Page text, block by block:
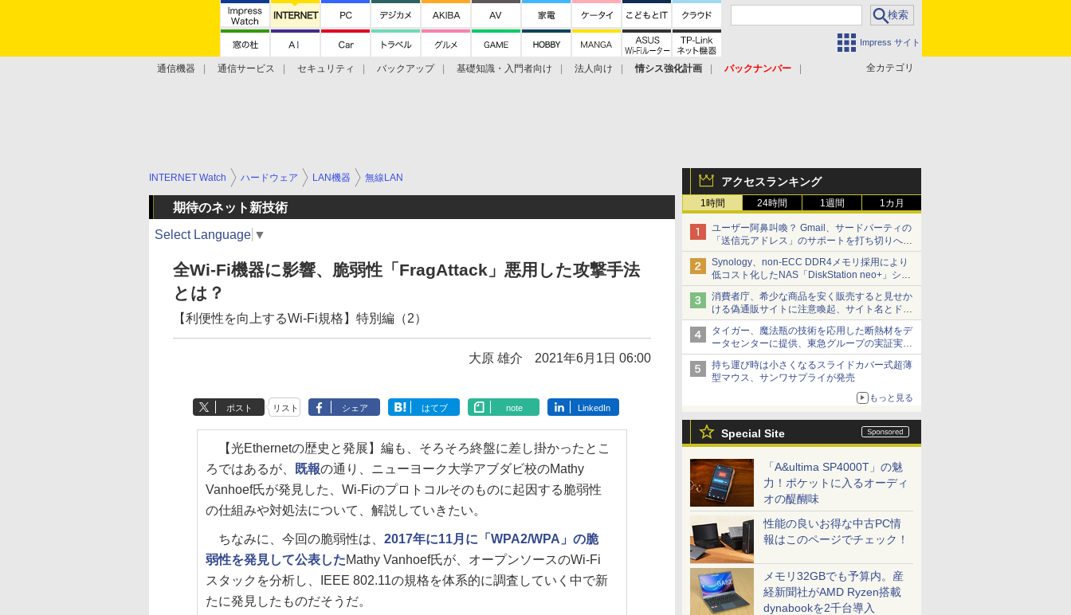
Impress サイト
全カテゴリ
通信機器 通信サービス セキュリティ バックアップ 基礎知識・入門者向け 法人向け 情シス強化計画
バックナンバー
アクセスランキング
1時間 24時間 1週間 1カ月
ユーザー阿鼻叫喚？ Gmail、サードパーティの
「送信元アドレス」のサポートを打ち切りへ
【やじうまWatch】
Synology、non-ECC DDR4メモリ採用により
低コスト化したNAS「DiskStation neo+」シリ
ーズ 予算を抑えて導入でき、ECCメモリへの
アップグレードも可能
消費者庁、希少な商品を安く販売すると見せか
ける偽通販サイトに注意喚起、サイト名とドメ
イン名を公表
タイガー、魔法瓶の技術を応用した断熱材をデ
ータセンターに提供、東急グループの実証実験
で 「ステンレス密封真空断熱パネル TIVIP」
持ち運び時は小さくなるスライドカバー式超薄
型マウス、サンワサプライが発売
もっと見る
Special Site
「A&ultima SP4000T」の魅
力！ポケットに入るオーディ
オの醍醐味
性能の良いお得な中古PC情
報はこのページでチェック！
メモリ32GBでも予算内。産
経新聞社がAMD Ryzen搭載
dynabookを2千台導入
INTERNET Watch ハードウェア LAN機器 無線LAN
期待のネット新技術
Select Language ▼
全Wi-Fi機器に影響、脆弱性「FragAttack」悪用した攻撃手法
とは？
【利便性を向上するWi-Fi規格】特別編（2）
大原 雄介 2021年6月1日 06:00
ポスト リスト シェア はてブ note LinkedIn
【光Ethernetの歴史と発展】編も、そろそろ終盤に差し掛かったとこ
ろではあるが、
既報の通り、ニューヨーク大学アブダビ校のMathy
Vanhoef氏が発見した、Wi-Fiのプロトコルそのものに起因する脆弱性
の仕組みや対処法について、解説していきたい。
ちなみに、今回の脆弱性は、 2017年に11月に「WPA2/WPA」の脆
弱性を発見して公表したMathy Vanhoef氏が、オープンソースのWi-Fi
スタックを分析し、IEEE 802.11の規格を体系的に調査していく中で新
たに発見したものだそうだ。